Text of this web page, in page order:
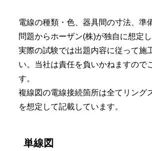
電線の種類・色、器具間の寸法、準
問題からホーザン(株)が独自に想定し
実際の試験では出題内容に従って施
い。当社は責任を負いかねますので
す。
複線図の電線接続箇所は全てリング
を想定して記載しています。
単線図